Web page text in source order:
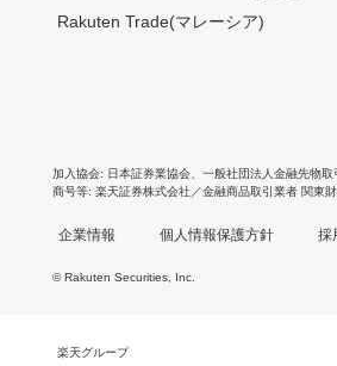
Rakuten Trade(マレーシア)
加入協会 日本証券業協会 一般社団法人金融先物取
商号等 楽天証券株式会社／金融商品取引業者 関東
企業情報 個人情報保護方針 採
© Rakuten Securities, Inc.
楽天グループ